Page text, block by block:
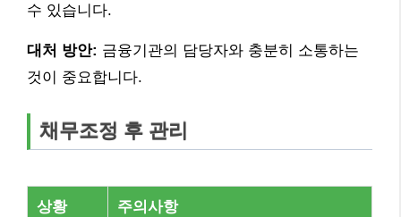
수 있습니다.
대처 방안: 금융기관의 담당자와 충분히 소통하는
것이 중요합니다.
채무조정 후 관리
상황 주의사항